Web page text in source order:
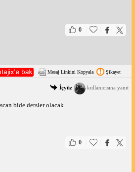
0
Mesaj Linkini Kopyala Şikayet
İçyüz kullanıcısına yanıt
bide dersler olacak
0